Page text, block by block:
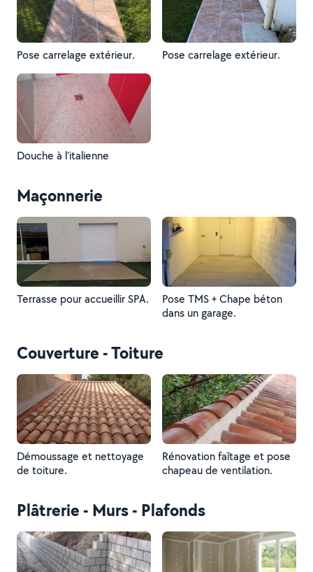
Pose carrelage extérieur. Pose carrelage extérieur.
Douche à l’italienne
Maçonnerie
Terrasse pour accueillir SPA.
Pose TMS + Chape béton
dans un garage.
Couverture - Toiture
Démoussage et nettoyage
de toiture.
Rénovation faîtage et pose
chapeau de ventilation.
Plâtrerie - Murs - Plafonds